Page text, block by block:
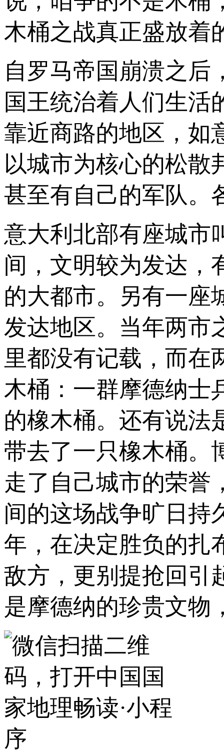
木桶之战真正盛放着
自罗马帝国崩溃之后
国王统治着人们生活
靠近商路的地区，如
以城市为核心的松散
甚至有自己的军队。
意大利北部有座城市
间，文明较为发达，
的大都市。另有一座
发达地区。当年两市
里都没有记载，而在
木桶：一群摩德纳士
的橡木桶。还有说法
带去了一只橡木桶。
走了自己城市的荣誉
间的这场战争旷日持
年，在决定胜负的扎
敌方，更别提抢回引
是摩德纳的珍贵文物